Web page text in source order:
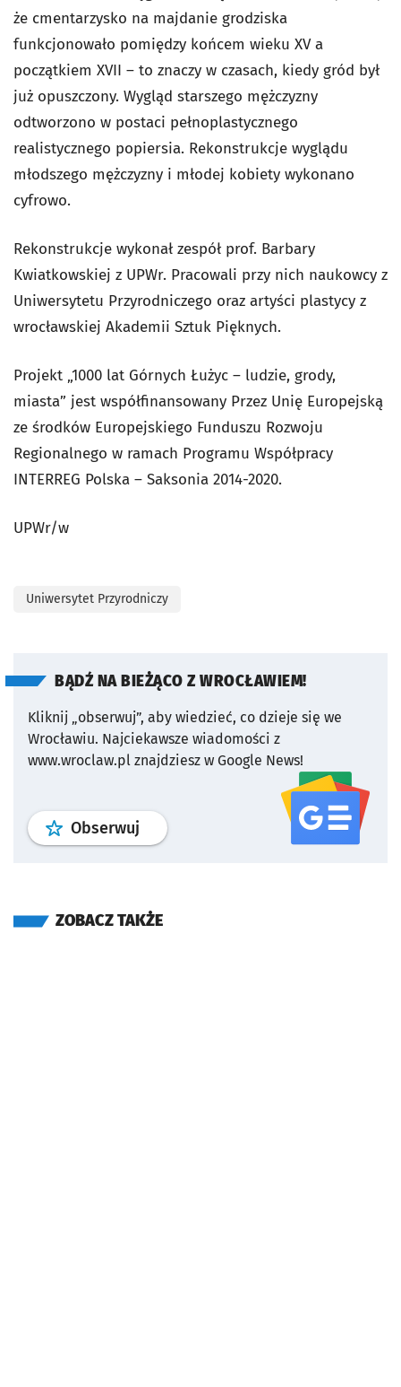
że cmentarzysko na majdanie grodziska
funkcjonowało pomiędzy końcem wieku XV a
początkiem XVII – to znaczy w czasach, kiedy gród był
już opuszczony. Wygląd starszego mężczyzny
odtworzono w postaci pełnoplastycznego
realistycznego popiersia. Rekonstrukcje wyglądu
młodszego mężczyzny i młodej kobiety wykonano
cyfrowo.
Rekonstrukcje wykonał zespół prof. Barbary
Kwiatkowskiej z UPWr. Pracowali przy nich naukowcy z
Uniwersytetu Przyrodniczego oraz artyści plastycy z
wrocławskiej Akademii Sztuk Pięknych.
Projekt „1000 lat Górnych Łużyc – ludzie, grody,
miasta” jest współfinansowany Przez Unię Europejską
ze środków Europejskiego Funduszu Rozwoju
Regionalnego w ramach Programu Współpracy
INTERREG Polska – Saksonia 2014-2020.
UPWr/w
Uniwersytet Przyrodniczy
BĄDŹ NA BIEŻĄCO Z WROCŁAWIEM!
Kliknij „obserwuj”, aby wiedzieć, co dzieje się we
Wrocławiu. Najciekawsze wiadomości z
www.wroclaw.pl znajdziesz w Google News!
Obserwuj profil serwisu
ZOBACZ TAKŻE